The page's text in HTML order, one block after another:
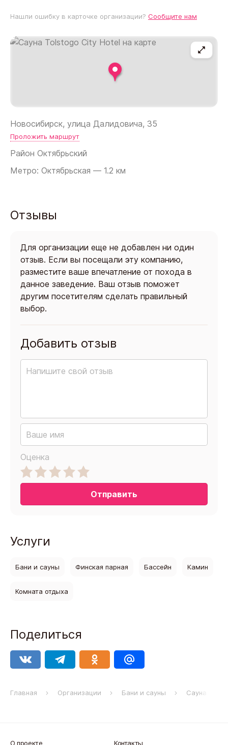
Новосибирск, улица Далидовича, 35
Проложить маршрут
Район Октябрьский
Метро: Октябрьская — 1.2 км
Нашли ошибку в карточке организации? Сообщите нам
Отзывы
Для организации еще не добавлен ни один
отзыв. Если вы посещали эту компанию,
разместите ваше впечатление от похода в
данное заведение. Ваш отзыв поможет
другим посетителям сделать правильный
выбор.
Добавить отзыв
Оценка
Отправить
Услуги
Бани и сауны Финская парная Бассейн Камин
Комната отдыха
Поделиться
Главная Организации Бани и сауны Сауна
О проекте Контакты